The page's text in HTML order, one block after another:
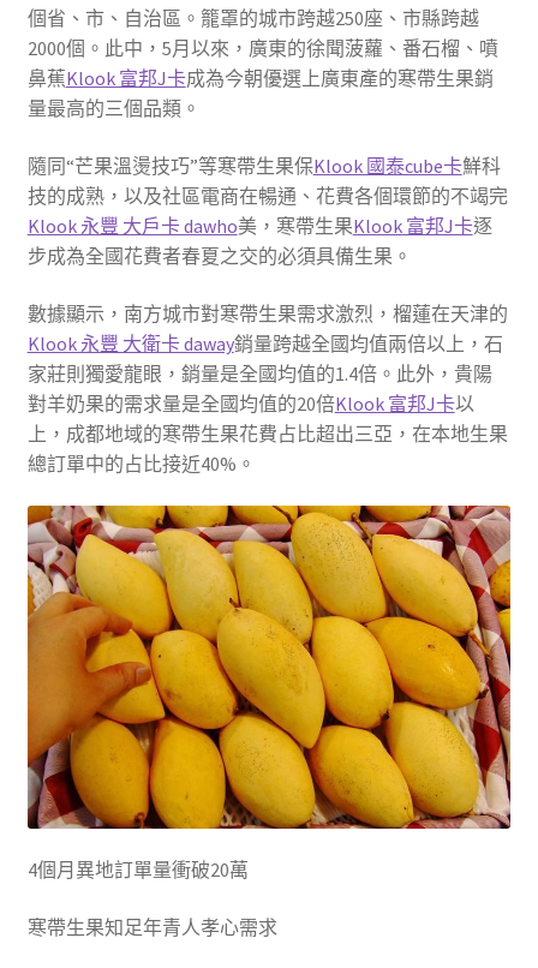
個省、市、自治區。籠罩的城市跨越250座、市縣跨越
2000個。此中，5月以來，廣東的徐聞菠蘿、番石榴、噴
鼻蕉Klook 富邦J卡成為今朝優選上廣東產的寒帶生果銷
量最高的三個品類。
隨同“芒果溫燙技巧”等寒帶生果保Klook 國泰cube卡鮮科
技的成熟，以及社區電商在暢通、花費各個環節的不竭完
Klook 永豐 大戶卡 dawho美，寒帶生果Klook 富邦J卡逐
步成為全國花費者春夏之交的必須具備生果。
數據顯示，南方城市對寒帶生果需求激烈，榴蓮在天津的
Klook 永豐 大衛卡 daway銷量跨越全國均值兩倍以上，石
家莊則獨愛龍眼，銷量是全國均值的1.4倍。此外，貴陽
對羊奶果的需求量是全國均值的20倍Klook 富邦J卡以
上，成都地域的寒帶生果花費占比超出三亞，在本地生果
總訂單中的占比接近40%。
4個月異地訂單量衝破20萬
寒帶生果知足年青人孝心需求